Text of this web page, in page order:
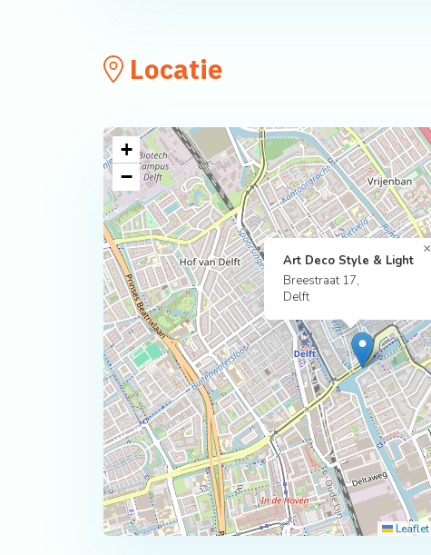
Locatie
Art Deco Style & Light
Breestraat 17,
Delft
×
+
−
Leaflet